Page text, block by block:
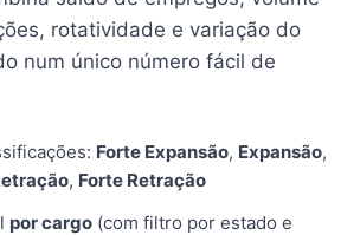
rotatividade e variação do
num único número fácil de
Forte Expansão, Expansão,
, Forte Retração
por cargo (com filtro por estado e